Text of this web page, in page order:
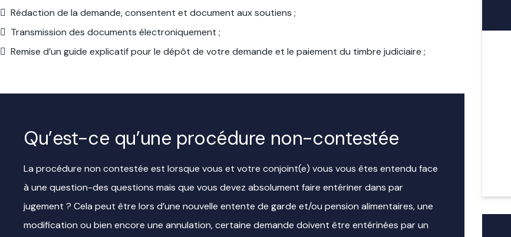
Rédaction de la demande, consentent et document aux soutiens ;
Transmission des documents électroniquement ;
Remise d’un guide explicatif pour le dépôt de votre demande et le paiement du timbre judiciaire ;
Qu’est-ce qu’une procédure non-contestée
La procédure non contestée est lorsque vous et votre conjoint(e) vous vous êtes entendu face
à une question-des questions mais que vous devez absolument faire entériner dans par
jugement ? Cela peut être lors d’une nouvelle entente de garde et/ou pension alimentaires, une
modification ou bien encore une annulation, certaine demande doivent être entérinées par un